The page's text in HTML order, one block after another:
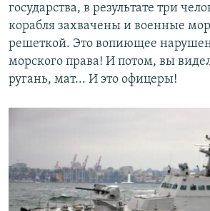
государства, в результате три
корабля захвачены и военные
решеткой. Это вопиющее
морского права! И потом, вы
ругань, мат... И это офицеры!